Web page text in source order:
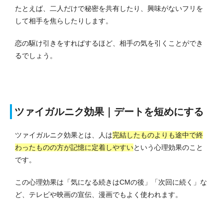
たとえば、二人だけで秘密を共有したり、興味がないフリを
して相手を焦らしたりします。
恋の駆け引きをすればするほど、相手の気を引くことができ
るでしょう。
ツァイガルニク効果｜デートを短めにする
ツァイガルニク効果とは、人は完結したものよりも途中で終
わったものの方が記憶に定着しやすいという心理効果のこと
です。
この心理効果は「気になる続きはCMの後」「次回に続く」な
ど、テレビや映画の宣伝、漫画でもよく使われます。